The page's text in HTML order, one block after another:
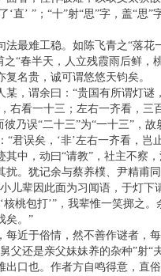
‘直’ ”；“十”射“思”字，盖“思
法最难工稳。如陈飞青之“落花
之“春半天，人立残霞雨后鲜，
复名贵，诚可谓悠悠天钧矣。
某，谓余曰：“贵国有所谓灯谜
右看一十三；左右一齐看，三
彼乃误“二十三”为“一十三”，
“君误矣，‘非’左右一齐看，
其中，动曰“请教”，社主不察
扰。犹记余与蔡养樸、尹精甫
儿辈因此面为习闻语，于灯
核桃包打’”，我辈惟一笑掷之
矣。”
每近于俗情，然不善作谜者，
父还是亲父妹妹养的杂种”射“
出口也。作者方自鸣得意，直